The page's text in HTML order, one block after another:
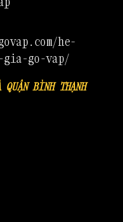
he-
gia-go-vap/
QUẬN BÌNH THẠNH